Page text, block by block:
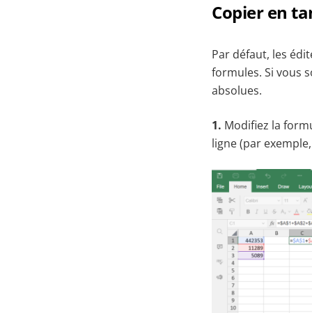
Copier en
Par défaut, les
formules. Si vous
absolues.
1. Modifiez la
ligne (par